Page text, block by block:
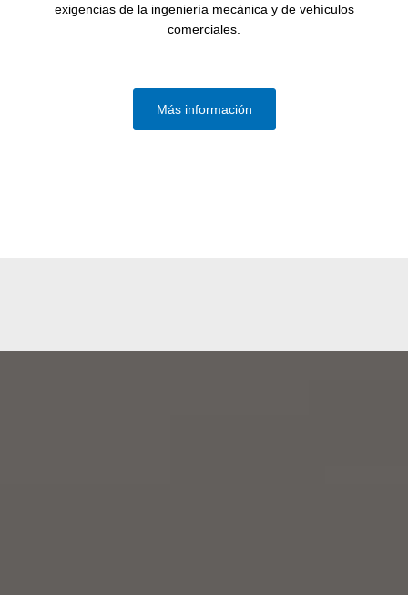
exigencias de la ingeniería mecánica y de vehículos
comerciales.
Más información